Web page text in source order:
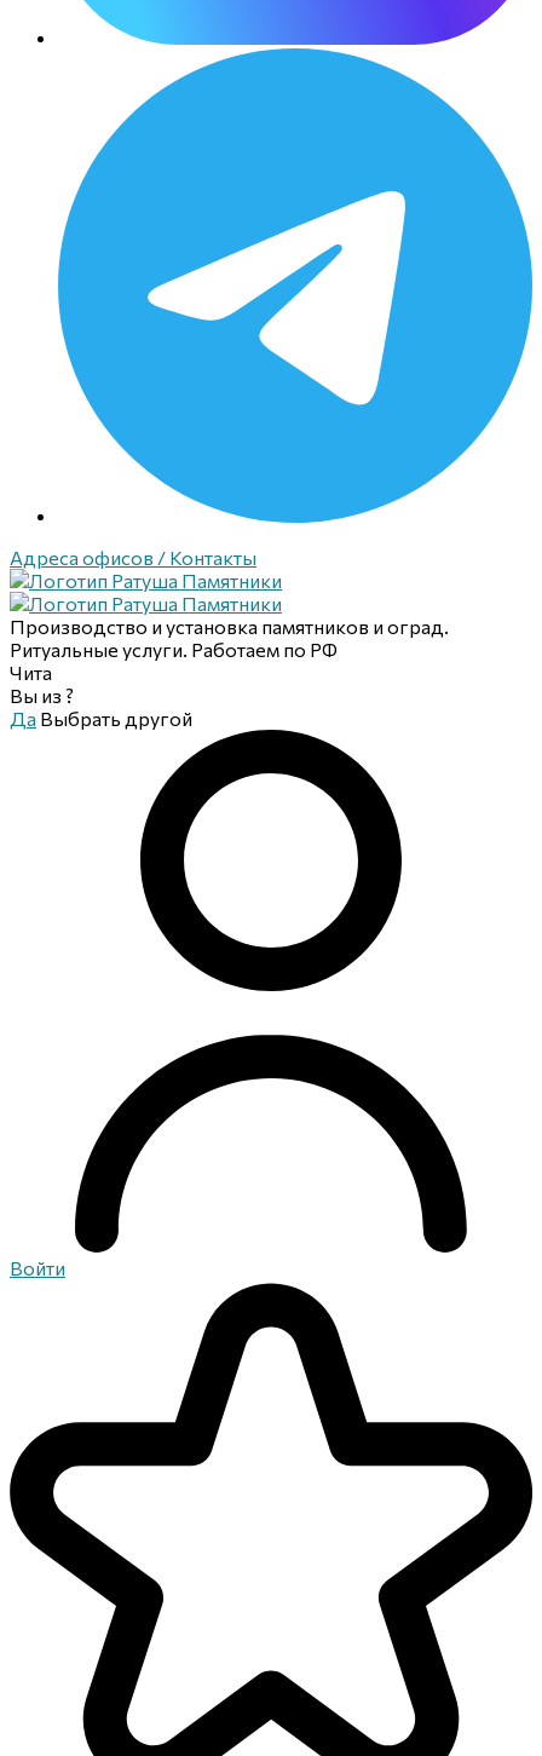
Адреса офисов / Контакты
Производство и установка памятников и оград.
Ритуальные услуги. Работаем по РФ
Чита
Вы из ?
Да Выбрать другой
Войти